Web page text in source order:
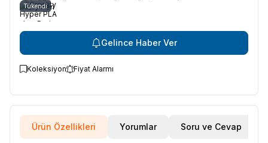
Tükendi
Very Peri
Gelince Haber Ver
Koleksiyon Fiyat Alarmı
Ürün Özellikleri Yorumlar Soru ve Cevap